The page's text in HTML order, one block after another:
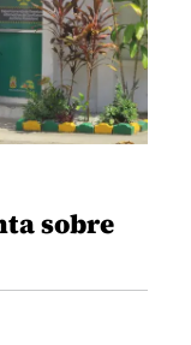
sobre